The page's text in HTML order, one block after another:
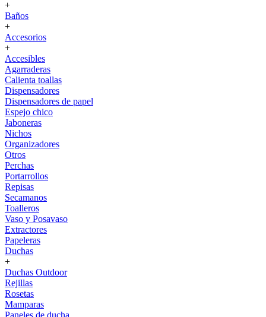
+
Baños
+
Accesorios
+
Accesibles
Agarraderas
Calienta toallas
Dispensadores
Dispensadores de papel
Espejo chico
Jaboneras
Nichos
Organizadores
Otros
Perchas
Portarrollos
Repisas
Secamanos
Toalleros
Vaso y Posavaso
Extractores
Papeleras
Duchas
+
Duchas Outdoor
Rejillas
Rosetas
Mamparas
Paneles de ducha